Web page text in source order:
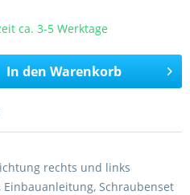
ca. 3-5 Werktage
In den Warenkorb
rechts und links
Einbauanleitung, Schraubenset